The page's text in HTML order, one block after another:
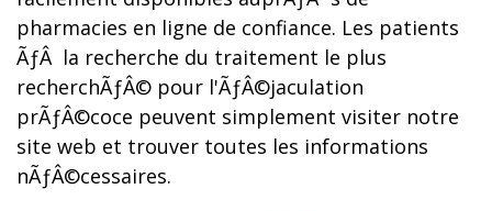
pharmacies en ligne de confiance. Les patients
ÃƒÂ la recherche du traitement le plus
recherchÃƒÂ© pour l'ÃƒÂ©jaculation
prÃƒÂ©coce peuvent simplement visiter notre
site web et trouver toutes les informations
nÃƒÂ©cessaires.